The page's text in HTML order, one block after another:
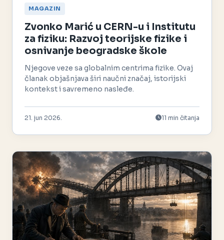
MAGAZIN
Zvonko Marić u CERN-u i Institutu
za fiziku: Razvoj teorijske fizike i
osnivanje beogradske škole
Njegove veze sa globalnim centrima fizike. Ovaj
članak objašnjava širi naučni značaj, istorijski
kontekst i savremeno nasleđe.
21. jun 2026. 11 min čitanja